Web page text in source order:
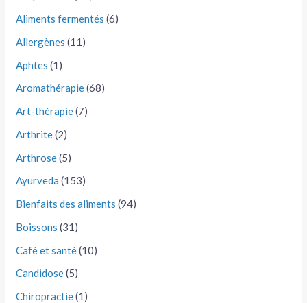
Aliments fermentés (6)
Allergènes (11)
Aphtes (1)
Aromathérapie(68)
Art-thérapie(7)
Arthrite(2)
Arthrose(5)
Ayurveda (153)
Bienfaits des aliments (94)
Boissons (31)
Café et santé(10)
Candidose(5)
Chiropractie(1)